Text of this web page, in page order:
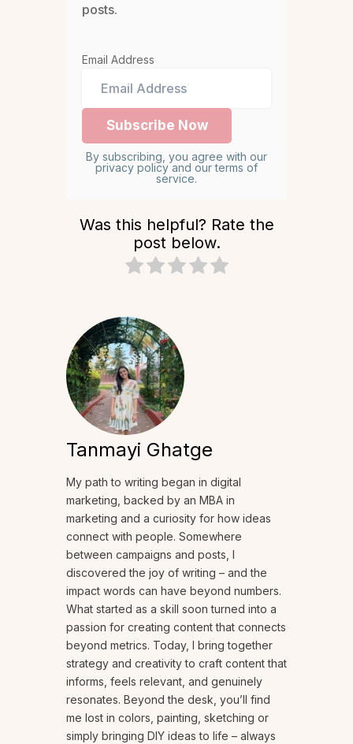
posts.
Email Address
By subscribing, you agree with our
privacy policy and our terms of
service.
Was this helpful? Rate the
post below.
Tanmayi Ghatge
My path to writing began in digital
marketing, backed by an MBA in
marketing and a curiosity for how ideas
connect with people. Somewhere
between campaigns and posts, I
discovered the joy of writing – and the
impact words can have beyond numbers.
What started as a skill soon turned into a
passion for creating content that connects
beyond metrics. Today, I bring together
strategy and creativity to craft content that
informs, feels relevant, and genuinely
resonates. Beyond the desk, you’ll find
me lost in colors, painting, sketching or
simply bringing DIY ideas to life – always